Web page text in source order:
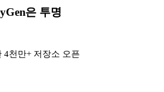
은 투명
4천만+ 저장소 오픈